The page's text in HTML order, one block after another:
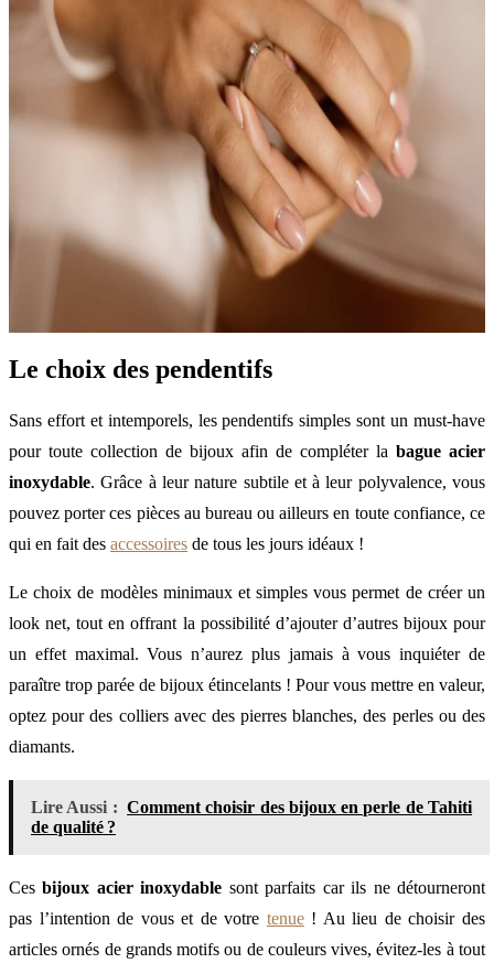
Le choix des pendentifs
Sans effort et intemporels, les pendentifs simples sont un must-have
pour toute collection de bijoux afin de compléter la bague acier
inoxydable. Grâce à leur nature subtile et à leur polyvalence, vous
pouvez porter ces pièces au bureau ou ailleurs en toute confiance, ce
qui en fait des accessoires de tous les jours idéaux !
Le choix de modèles minimaux et simples vous permet de créer un
look net, tout en offrant la possibilité d’ajouter d’autres bijoux pour
un effet maximal. Vous n’aurez plus jamais à vous inquiéter de
paraître trop parée de bijoux étincelants ! Pour vous mettre en valeur,
optez pour des colliers avec des pierres blanches, des perles ou des
diamants.
Lire Aussi : Comment choisir des bijoux en perle de Tahiti
de qualité ?
Cesbijoux acier inoxydable sont parfaits car ils ne détourneront
pas l’intention de vous et de votre tenue! Au lieu de choisir des
articles ornés de grands motifs ou de couleurs vives, évitez-les à tout